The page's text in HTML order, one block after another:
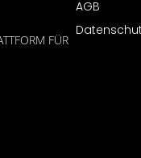
FÜR
AGB